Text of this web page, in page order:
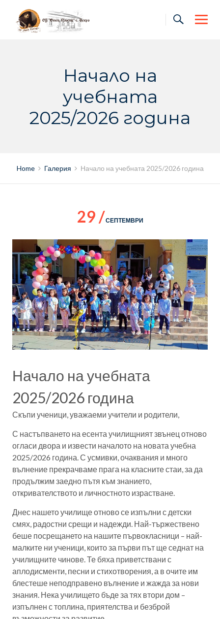
content
Начало на
учебната
2025/2026 година
Home Галерия Начало на учебната 2025/2026 година
29 /СЕПТЕМВРИ
Начало на учебната
2025/2026 година
Скъпи ученици, уважаеми учители и родители,
С настъпването на есента училищният звънец отново
огласи двора и извести началото на новата учебна
2025/2026 година. С усмивки, очаквания и много
вълнение прекрачваме прага на класните стаи, за да
продължим заедно пътя към знанието,
откривателството и личностното израстване.
Днес нашето училище отново се изпълни с детски
смях, радостни срещи и надежди. Най-тържествено
беше посрещането на нашите първокласници – най-
малките ни ученици, които за първи път ще седнат на
училищните чинове. Те бяха приветствани с
аплодисменти, песни и стихотворения, а в очите им
блестеше неподправено вълнение и жажда за нови
знания. Нека училището бъде за тях втори дом –
изпълнен с топлина, приятелства и безброй